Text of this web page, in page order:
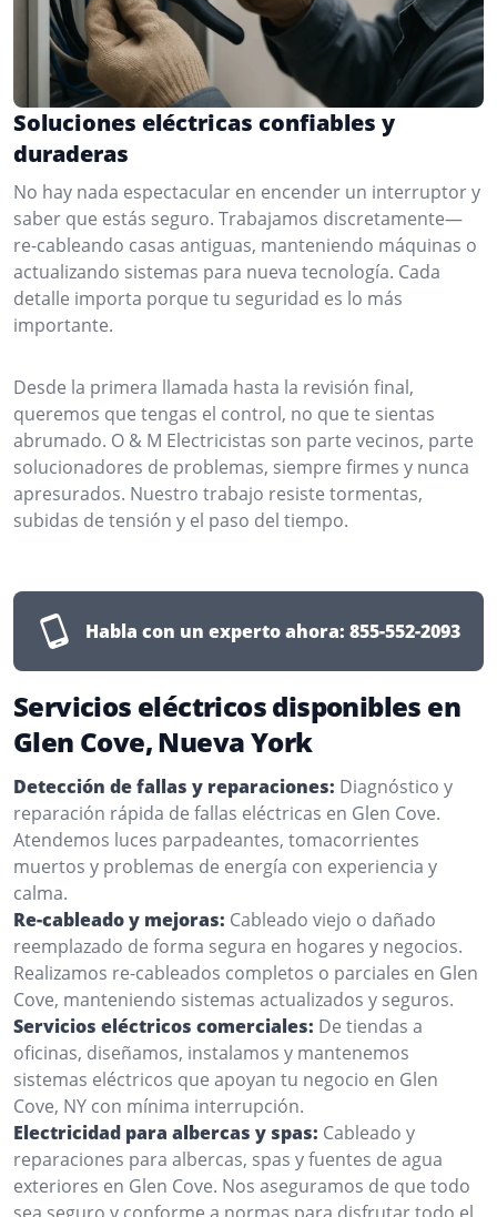
Soluciones eléctricas confiables y
duraderas
No hay nada espectacular en encender un interruptor y
saber que estás seguro. Trabajamos discretamente—
re-cableando casas antiguas, manteniendo máquinas o
actualizando sistemas para nueva tecnología. Cada
detalle importa porque tu seguridad es lo más
importante.
Desde la primera llamada hasta la revisión final,
queremos que tengas el control, no que te sientas
abrumado. O & M Electricistas son parte vecinos, parte
solucionadores de problemas, siempre firmes y nunca
apresurados. Nuestro trabajo resiste tormentas,
subidas de tensión y el paso del tiempo.
Habla con un experto ahora: 855-552-2093
Servicios eléctricos disponibles en
Glen Cove, Nueva York
Detección de fallas y reparaciones: Diagnóstico y
reparación rápida de fallas eléctricas en Glen Cove.
Atendemos luces parpadeantes, tomacorrientes
muertos y problemas de energía con experiencia y
calma.
Re-cableado y mejoras: Cableado viejo o dañado
reemplazado de forma segura en hogares y negocios.
Realizamos re-cableados completos o parciales en Glen
Cove, manteniendo sistemas actualizados y seguros.
Servicios eléctricos comerciales: De tiendas a
oficinas, diseñamos, instalamos y mantenemos
sistemas eléctricos que apoyan tu negocio en Glen
Cove, NY con mínima interrupción.
Electricidad para albercas y spas: Cableado y
reparaciones para albercas, spas y fuentes de agua
exteriores en Glen Cove. Nos aseguramos de que todo